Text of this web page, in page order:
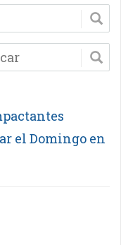
el Domingo en